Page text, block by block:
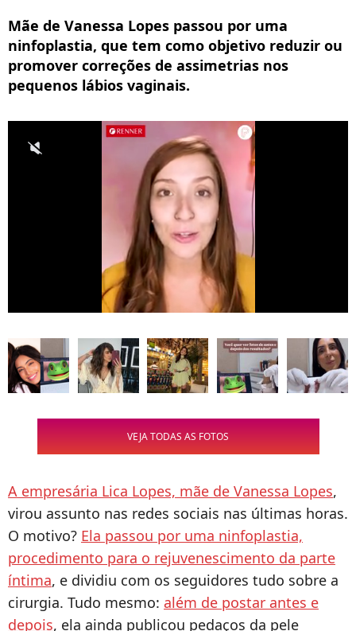
Mãe de Vanessa Lopes passou por uma
ninfoplastia, que tem como objetivo reduzir ou
promover correções de assimetrias nos
pequenos lábios vaginais.
VEJA TODAS AS FOTOS
A empresária Lica Lopes, mãe de Vanessa Lopes,
virou assunto nas redes sociais nas últimas horas.
O motivo? Ela passou por uma ninfoplastia,
procedimento para o rejuvenescimento da parte
íntima, e dividiu com os seguidores tudo sobre a
cirurgia. Tudo mesmo: além de postar antes e
depois, ela ainda publicou pedaços da pele